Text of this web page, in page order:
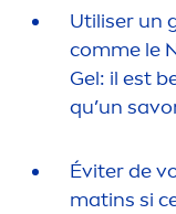
Utiliser un
comme le
Gel: il est
qu’un
Éviter de
matins si